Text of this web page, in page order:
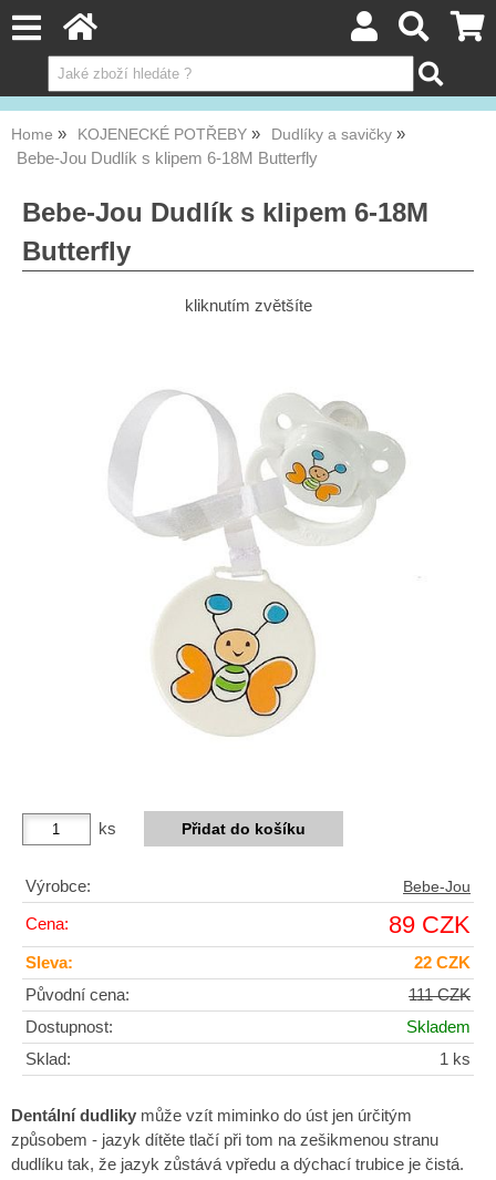
Home KOJENECKÉ POTŘEBY Dudlíky a savičky
Bebe-Jou Dudlík s klipem 6-18M Butterfly
Bebe-Jou Dudlík s klipem 6-18M
Butterfly
kliknutím zvětšíte
ks
Výrobce: Bebe-Jou
Cena: 89 CZK
Sleva:
22 CZK
Původní cena:
111 CZK
Dostupnost:
Skladem
Sklad:
1 ks
Dentální dudliky může vzít miminko do úst jen úrčitým
způsobem - jazyk dítěte tlačí při tom na zešikmenou stranu
dudlíku tak, že jazyk zůstává vpředu a dýchací trubice je čistá.